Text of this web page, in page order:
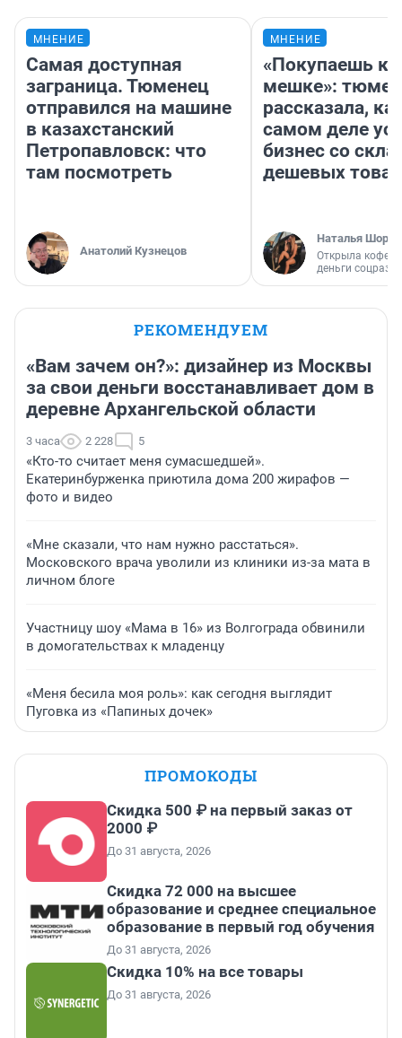
МНЕНИЕ
Самая доступная
заграница. Тюменец
отправился на машине
в казахстанский
Петропавловск: что
там посмотреть
Анатолий Кузнецов
МНЕНИЕ
«Покупаешь
мешке»:
рассказала,
самом деле
бизнес со
дешевых
Наталья
Открыла
деньги
РЕКОМЕНДУЕМ
«Вам зачем он?»: дизайнер из Москвы
за свои деньги восстанавливает дом в
деревне Архангельской области
3 часа 2 228 5
«Кто-то считает меня сумасшедшей».
Екатеринбурженка приютила дома 200 жирафов —
фото и видео
«Мне сказали, что нам нужно расстаться».
Московского врача уволили из клиники из-за мата в
личном блоге
Участницу шоу «Мама в 16» из Волгограда обвинили
в домогательствах к младенцу
«Меня бесила моя роль»: как сегодня выглядит
Пуговка из «Папиных дочек»
ПРОМОКОДЫ
Скидка 500 ₽ на первый заказ от
2000 ₽
До 31 августа, 2026
Скидка 72 000 на высшее
образование и среднее специальное
образование в первый год обучения
До 31 августа, 2026
Скидка 10% на все товары
До 31 августа, 2026